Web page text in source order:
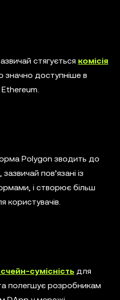
стягується комісія
значно доступніше в
Ethereum.
Polygon зводить до
, зазвичай пов’язані із
і створює більш
сумісність для
та полегшує розробникам